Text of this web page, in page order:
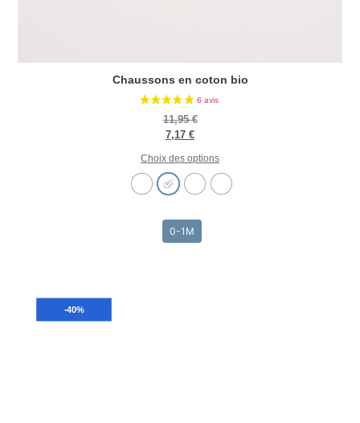
Chaussons en coton bio
11,95€
7,17 €
Choix des options
0-1M
-40%